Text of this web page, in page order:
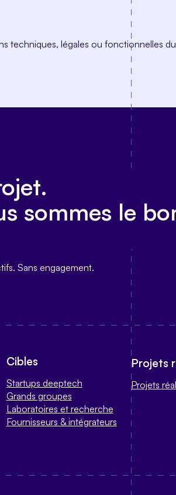
techniques, légales ou fonctionnelles
sommes le
Sans engagement.
Cibles
Startups deeptech
Grands groupes
Laboratoires et recherche
Fournisseurs & intégrateurs
Projets
Projets